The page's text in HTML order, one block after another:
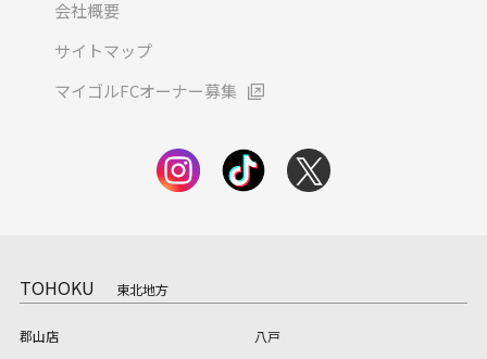
会社概要
サイトマップ
マイゴルFCオーナー募集
TOHOKU 東北地方
郡山店 八戸